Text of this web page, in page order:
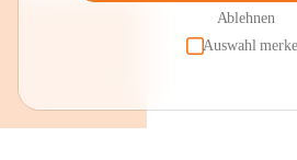
Ablehnen
Auswahl